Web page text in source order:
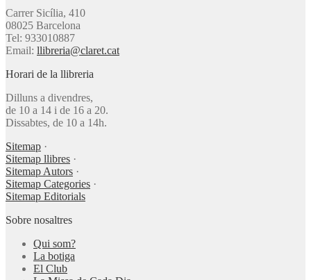
Carrer Sicília, 410
08025 Barcelona
Tel: 933010887
Email: llibreria@claret.cat
Horari de la llibreria
Dilluns a divendres,
de 10 a 14 i de 16 a 20.
Dissabtes, de 10 a 14h.
Sitemap ·
Sitemap llibres ·
Sitemap Autors ·
Sitemap Categories ·
Sitemap Editorials
Sobre nosaltres
Qui som?
La botiga
El Club